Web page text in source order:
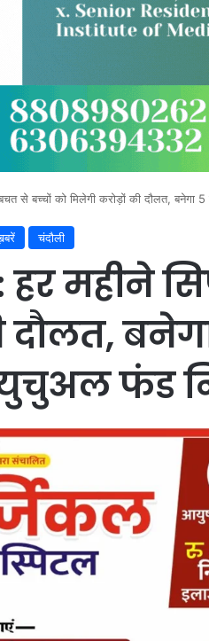
से बच्चों को मिलेगी करोड़ों की दौलत,
चंदौली
महीने
दौलत,
फंड